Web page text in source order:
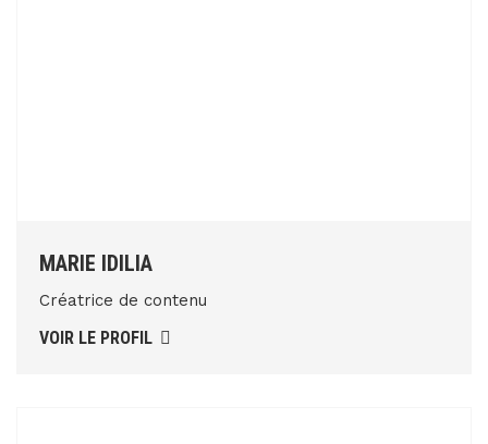
MARIE IDILIA
Créatrice de contenu
VOIR LE PROFIL